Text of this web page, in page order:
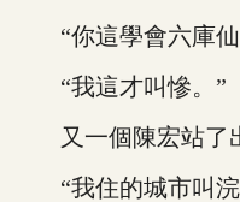
“你這學會六庫仙
“我這才叫慘。”
又一個陳宏站了
“我住的城市叫浣